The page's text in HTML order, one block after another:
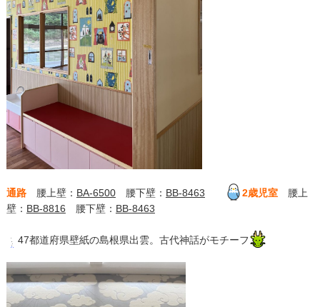
通路 腰上壁： BA-6500腰下壁： BB-8463 2歳児室腰上
壁： BB-8816 腰下壁： BB-8463
47都道府県壁紙の島根県出雲。古代神話がモチーフ